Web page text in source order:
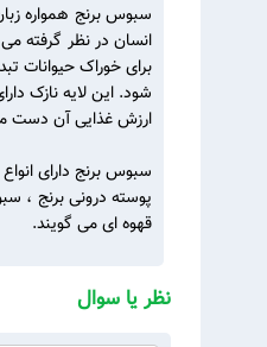
برای خوراک حیوانات
شود. این لایه نازک
ارزش غذایی آن دست
قهوه ای می گویند.
نظر یا سوال